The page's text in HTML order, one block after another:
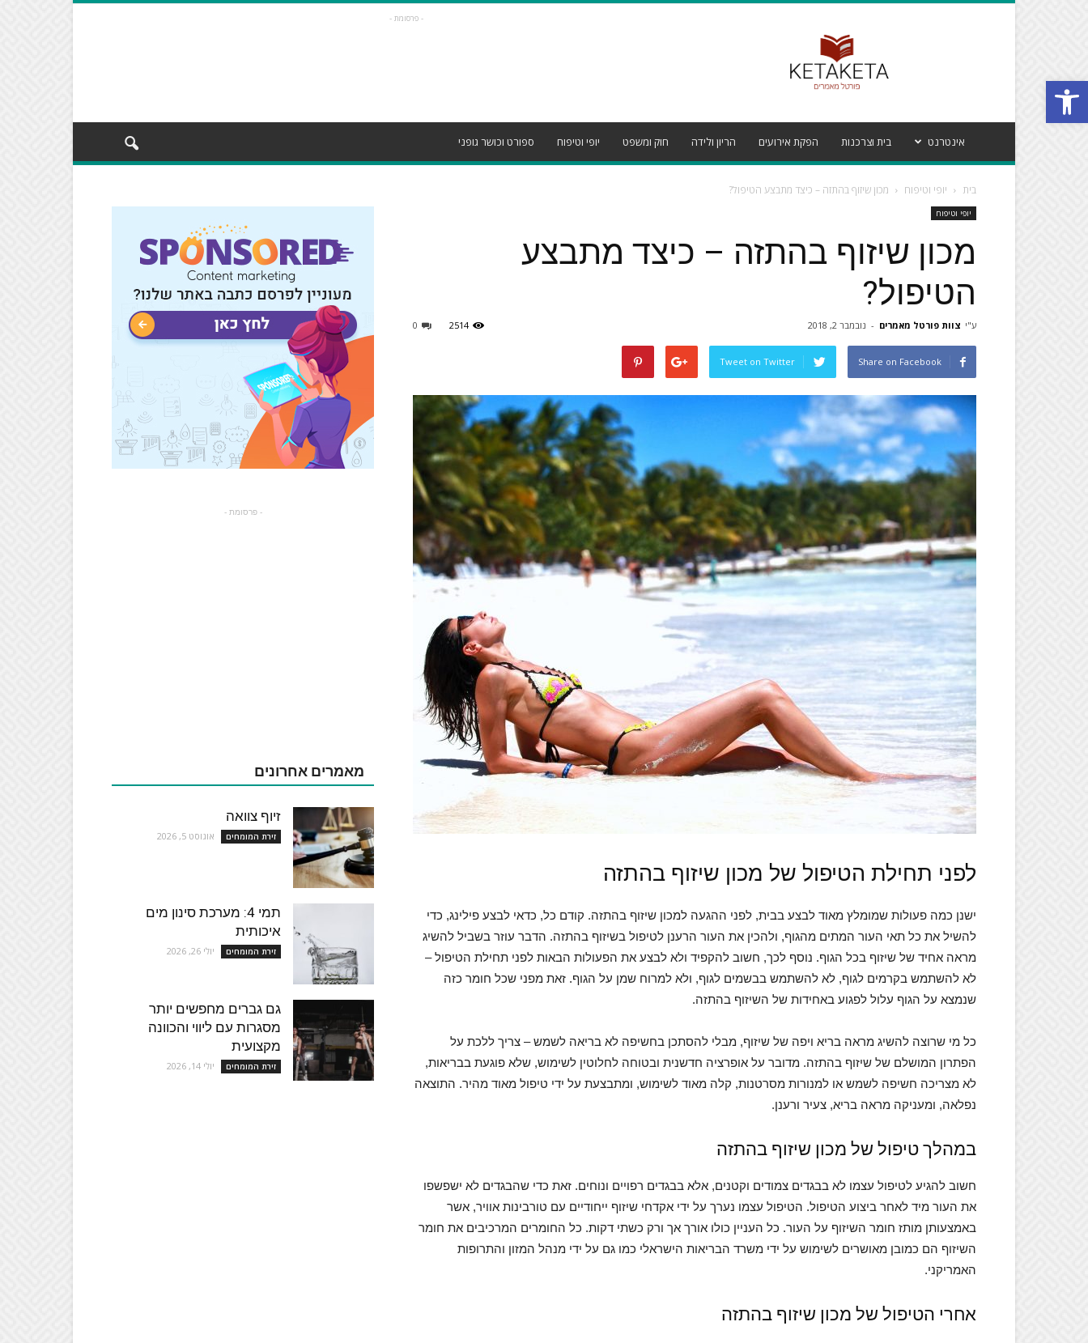
Open toolbar
- פרסומת -
אינטרנט בית וצרכנות הפקת אירועים הריון ולידה חוק ומשפט יופי וטיפוח ספורט וכושר גופני
בית יופי וטיפוח מכון שיזוף בהתזה – כיצד מתבצע הטיפול?
יופי וטיפוח
מכון שיזוף בהתזה – כיצד מתבצע
הטיפול?
ע"י צוות פורטל מאמרים - נובמבר 2, 2018 0 2514
Share on Facebook
Tweet on Twitter
לפני תחילת הטיפול של מכון שיזוף בהתזה
ישנן כמה פעולות שמומלץ מאוד לבצע בבית, לפני ההגעה למכון שיזוף בהתזה. קודם כל, כדאי לבצע פילינג, כדי
להשיל את כל תאי העור המתים מהגוף, ולהכין את העור הרענן לטיפול בשיזוף בהתזה. הדבר עוזר בשביל להשיג
מראה אחיד של שיזוף בכל הגוף. נוסף לכך, חשוב להקפיד ולא לבצע את הפעולות הבאות לפני תחילת הטיפול –
לא להשתמש בקרמים לגוף, לא להשתמש בבשמים לגוף, ולא למרוח שמן על הגוף. זאת מפני שכל חומר כזה
שנמצא על הגוף עלול לפגוע באחידות של השיזוף בהתזה.
כל מי שרוצה להשיג מראה בריא ויפה של שיזוף, מבלי להסתכן בחשיפה לא בריאה לשמש – צריך ללכת על
הפתרון המושלם של שיזוף בהתזה. מדובר על אופרציה חדשנית ובטוחה לחלוטין לשימוש, שלא פוגעת בבריאות,
לא מצריכה חשיפה לשמש או למנורות מסרטנות, קלה מאוד לשימוש, ומתבצעת על ידי טיפול מאוד מהיר. התוצאה
נפלאה, ומעניקה מראה בריא, צעיר ורענן.
במהלך טיפול של מכון שיזוף בהתזה
חשוב להגיע לטיפול עצמו לא בבגדים צמודים וקטנים, אלא בבגדים רפויים ונוחים. זאת כדי שהבגדים לא ישפשפו
את העור מיד לאחר ביצוע הטיפול. הטיפול עצמו נערך על ידי אקדחי שיזוף ייחודיים עם טורבינות אוויר, אשר
באמצעותן מותז חומר השיזוף על העור. כל העניין כולו אורך אך ורק כשתי דקות. כל החומרים המרכיבים את חומר
השיזוף הם כמובן מאושרים לשימוש על ידי משרד הבריאות הישראלי כמו גם על ידי מנהל המזון והתרופות
האמריקני.
אחרי הטיפול של מכון שיזוף בהתזה
- פרסומת -
מאמרים אחרונים
זיוף צוואה
זירת המומחים אוגוסט 5, 2026
תמי 4: מערכת סינון מים
איכותית
זירת המומחים יולי 26, 2026
גם גברים מחפשים יותר
מסגרות עם ליווי והכוונה
מקצועית
זירת המומחים יולי 14, 2026